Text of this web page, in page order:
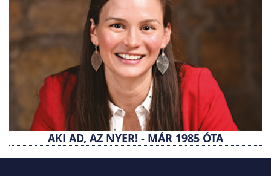
AKI AD, AZ NYER! - MÁR 1985 ÓTA